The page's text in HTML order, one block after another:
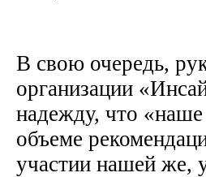
В свою очередь,
организации
надежду, что
объеме
участии нашей же,